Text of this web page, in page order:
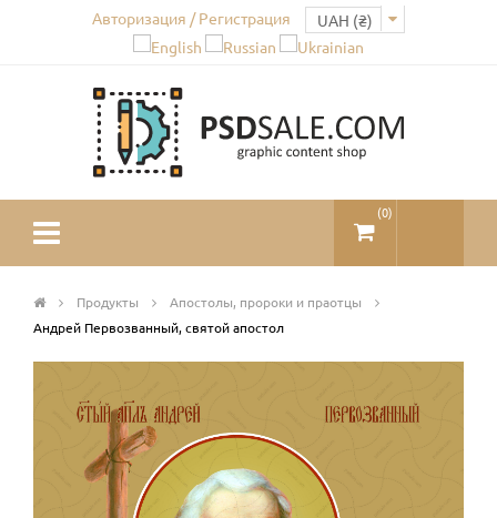
Авторизация / Регистрация
(0)
Продукты
Апостолы, пророки и праотцы
Андрей Первозванный, святой апостол